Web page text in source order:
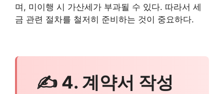
며, 미이행 시 가산세가 부과될 수 있다. 따라서 세
금 관련 절차를 철저히 준비하는 것이 중요하다.
✍ 4. 계약서 작성